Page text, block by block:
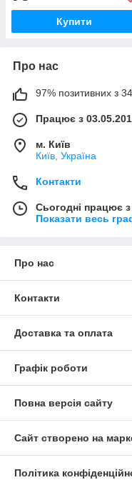
Купити
Про нас
97% позитивних з
Працює з
м. Київ
Київ, Україна
Контакти
Сьогодні працює
Показати весь
Про нас
Контакти
Доставка та оплата
Графік роботи
Повна версія сайту
Сайт створено на
Політика